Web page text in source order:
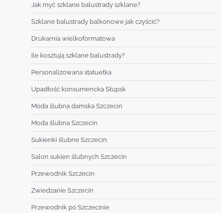
Jak myć szklane balustrady szklane?
Szklane balustrady balkonowe jak czyścić?
Drukarnia wielkoformatowa
Ile kosztują szklane balustrady?
Personalizowana statuetka
Upadłość konsumencka Słupsk
Moda ślubna damska Szczecin
Moda ślubna Szczecin
Sukienki ślubne Szczecin
Salon sukien ślubnych Szczecin
Przewodnik Szczecin
Zwiedzanie Szczecin
Przewodnik po Szczecinie